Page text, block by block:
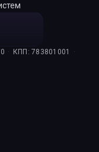
· КПП: 783801001
·